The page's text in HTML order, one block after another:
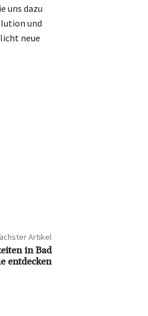
uns dazu
und
neue
Artikel
in Bad
entdecken